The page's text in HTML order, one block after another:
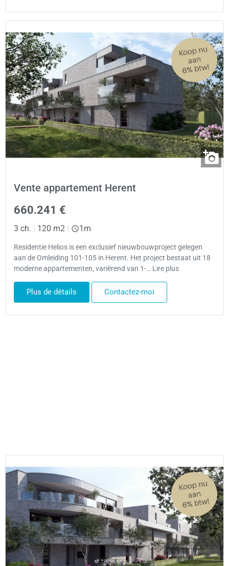
Vente appartement Herent
660.241 €
3 ch. | 120 m2 | 1m
Residentie Helios is een exclusief nieuwbouwproject gelegen
aan de Omleiding 101-105 in Herent. Het project bestaat uit 18
moderne appartementen, variërend van 1-… Lire plus
Plus de détails Contactez-moi